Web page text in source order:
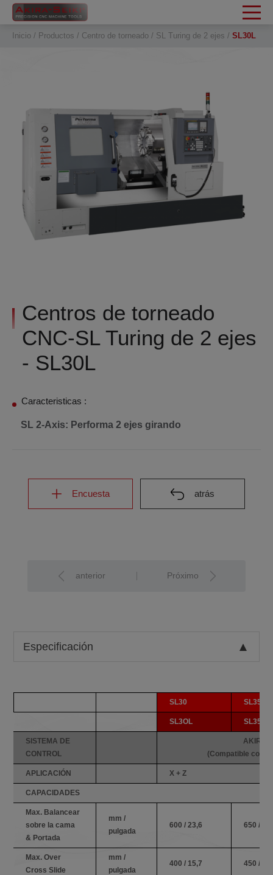
Inicio Productos Centro de torneado SL Turing de 2 ejes SL30L
Centros de torneado
CNC-SL Turing de 2 ejes
- SL30L
Caracteristicas :
SL 2-Axis: Performa 2 ejes girando
Encuesta atrás
anterior Próximo
Especificación
SL30 SL35
SL3OL SL35L
SISTEMA DE
CONTROL
AKIRA
(Compatible con
APLICACIÓN X + Z
CAPACIDADES
Max. Balancear
sobre la cama
& Portada
mm /
pulgada
600 / 23,6 650 /
Max. Over
Cross Slide
mm /
pulgada
400 / 15,7 450 /
Panel de gestión de cookies